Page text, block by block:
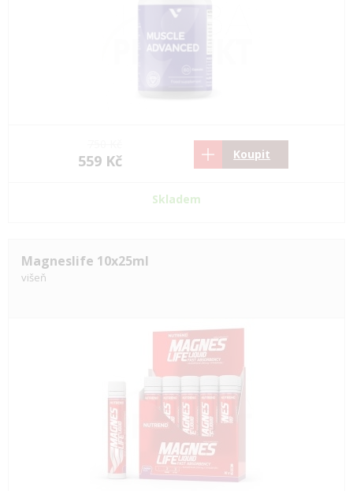
559 Kč Koupit
Skladem
Magneslife 10x25ml
višeň